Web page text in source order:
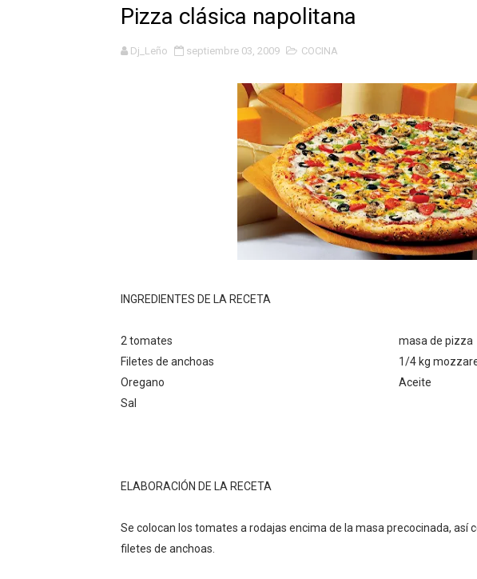
Gobierno español afirma retorno de 70.000
Operativo en Barahona: desmantelan fábrica
Autoridades indagan muerte de mujer en La
Accidente en Verón deja un motorista
Policía recaptura en Altamira a fugado del
El precio del brent cayó un 7,05 % a 83,77
Un sismo de magnitud 3,4 se registra en una
Pizza clásica napolitana
Dj_Leño septiembre 03, 2009 COCINA
INGREDIENTES DE LA RECETA
2 tomates
masa de pizza
Filetes de anchoas
1/4 kg
Oregano
Aceite
Sal
ELABORACIÓN DE LA RECETA
Se colocan los tomates a rodajas encima de la masa precocinada, así
filetes de anchoas.